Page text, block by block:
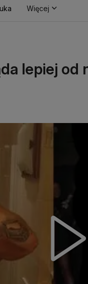
Więcej
lepiej od